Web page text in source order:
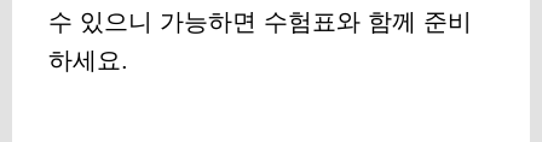
수 있으니 가능하면 수험표와 함께 준비
하세요.